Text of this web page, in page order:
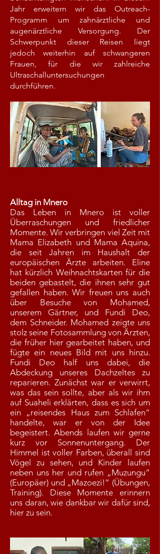
Jahr erweitern wir das Outreach-
Programm um zahnärztliche und
augenärztliche Versorgung. Der
Schwerpunkt dieser Reisen liegt
jedoch weiterhin auf schwangeren
Frauen, für die wir zahlreiche
Ultraschalluntersuchungen
durchführen.
Alltag in Mnero
Das Leben in Mnero ist voller
Überraschungen und friedlicher
Momente. Wir verbringen viel Zeit mit
Mama Elizabeth und Mama Aquina,
die seit Jahren im Haushalt der
europäischen Ärzte arbeiten. Eline
hat kürzlich Weihnachtskarten für die
beiden gebastelt, die ihnen sehr gut
gefallen haben. Wir freuen uns auch
über Besuche von Mohamed,
unserem Gärtner, und Fundi Deo,
dem Schneider. Mohamed zeigte uns
stolz seine Fotosammlung von Ärzten,
die früher hier gearbeitet haben, und
fügte ein neues Bild mit uns hinzu.
Fundi Deo half uns dabei, die
Abdeckung unseres Dachzeltes zu
reparieren. Zunächst war er verwirrt,
was das sein sollte, aber als wir ihm
auf Suaheli erklärten, dass es sich um
ein „reisendes Haus zum Schlafen“
handelte, war er von der Idee
begeistert. Abends laufen wir gerne
kurz vor Sonnenuntergang. Der
Himmel ist voller Farben, überall sind
Vögel zu sehen, und Kinder laufen
neben uns her und rufen „Muzungu“
(Europäer) und „Mazoezi!“ (Übungen,
Training). Diese Momente erinnern
uns daran, wie dankbar wir dafür sind,
hier zu sein.